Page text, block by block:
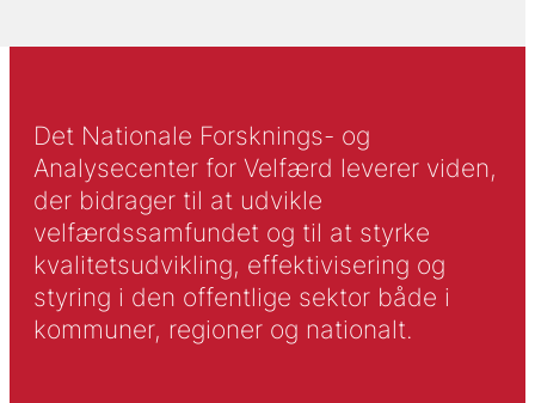
Det Nationale Forsknings- og
Analysecenter for Velfærd leverer viden,
der bidrager til at udvikle
velfærdssamfundet og til at styrke
kvalitetsudvikling, effektivisering og
styring i den offentlige sektor både i
kommuner, regioner og nationalt.